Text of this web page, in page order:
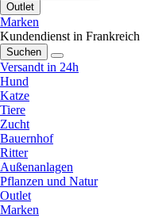
Outlet
Marken
Kundendienst in Frankreich
Suchen
Versandt in 24h
Hund
Katze
Tiere
Zucht
Bauernhof
Ritter
Außenanlagen
Pflanzen und Natur
Outlet
Marken